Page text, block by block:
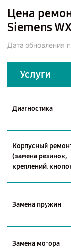
Цена
Siemens
Дата обновления
Услуги
Диагностика
Корпусный
(замена резинок,
креплений,
Замена пружин
Замена мотора